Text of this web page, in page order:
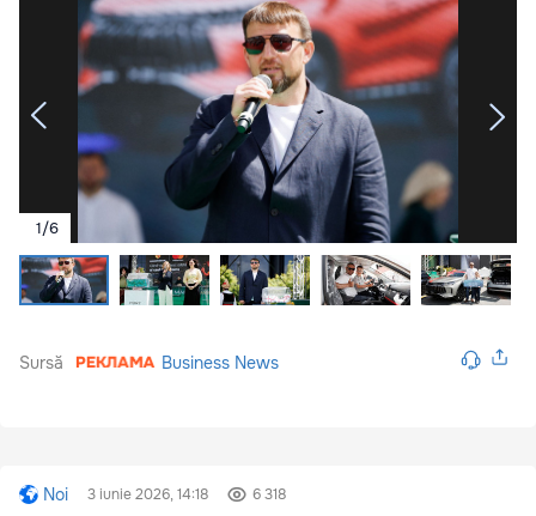
1/6
Sursă Business News
Noi 3 iunie 2026, 14:18 6 318